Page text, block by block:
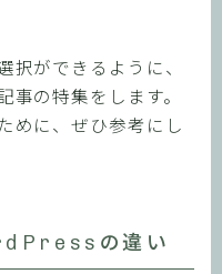
択ができるように、
の特集をします。
めに、ぜひ参考にし
の違い